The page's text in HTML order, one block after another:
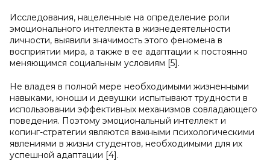
Исследования, нацеленные на определение роли
эмоционального интеллекта в жизнедеятельности
личности, выявили значимость этого феномена в
восприятии мира, а также в ее адаптации к постоянно
меняющимся социальным условиям [5].
Не владея в полной мере необходимыми жизненными
навыками, юноши и девушки испытывают трудности в
использовании эффективных механизмов совладающего
поведения. Поэтому эмоциональный интеллект и
копинг-стратегии являются важными психологическими
явлениями в жизни студентов, необходимыми для их
успешной адаптации [4].